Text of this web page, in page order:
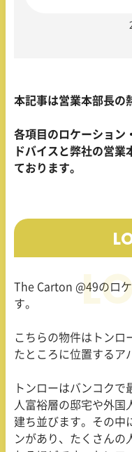
本記事は営業本部長の
各項目のロケーション
ドバイスと弊社の営
ております。
The Carton @49のロ
す。
こちらの物件はトンロ
たところに位置するア
トンローはバンコクで
人富裕層の邸宅や外国
建ち並びます。その中
ンがあり、たくさんの